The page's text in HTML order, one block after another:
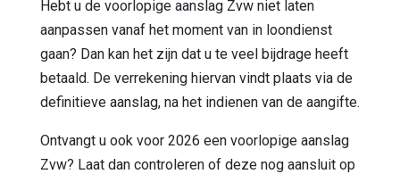
Hebt u de voorlopige aanslag Zvw niet laten
aanpassen vanaf het moment van in loondienst
gaan? Dan kan het zijn dat u te veel bijdrage heeft
betaald. De verrekening hiervan vindt plaats via de
definitieve aanslag, na het indienen van de aangifte.
Ontvangt u ook voor 2026 een voorlopige aanslag
Zvw? Laat dan controleren of deze nog aansluit op